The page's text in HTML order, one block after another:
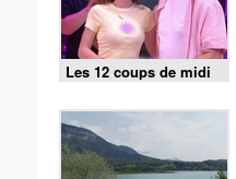
Les 12 coups de midi
du 1 août 2026